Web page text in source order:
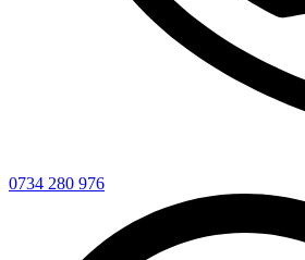
0734 280 976